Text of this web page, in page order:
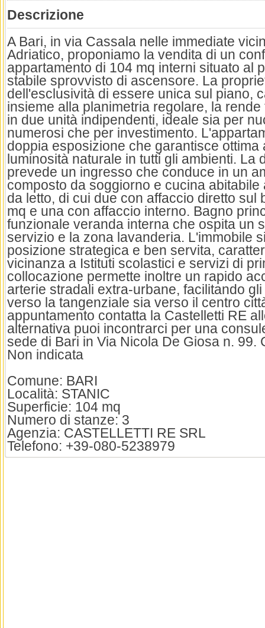
Descrizione
A Bari, in via Cassala nelle immediate
Adriatico, proponiamo la vendita di un
appartamento di 104 mq interni situato al
stabile sprovvisto di ascensore. La
dell'esclusività di essere unica sul piano,
insieme alla planimetria regolare, la
in due unità indipendenti, ideale sia per
numerosi che per investimento.
doppia esposizione che garantisce ottima
luminosità naturale in tutti gli ambienti. La
prevede un ingresso che conduce in un
composto da soggiorno e cucina abitabile
da letto, di cui due con affaccio diretto sul
mq e una con affaccio interno. Bagno
funzionale veranda interna che ospita un
servizio e la zona lavanderia. L'immobile
posizione strategica e ben servita,
vicinanza a Istituti scolastici e servizi di
collocazione permette inoltre un rapido
arterie stradali extra-urbane, facilitando
verso la tangenziale sia verso il centro
appuntamento contatta la Castelletti RE
alternativa puoi incontrarci per una
sede di Bari in Via Nicola De Giosa n. 99.
Non indicata
Comune: BARI
Località: STANIC
Superficie: 104 mq
Numero di stanze: 3
Agenzia: CASTELLETTI RE SRL
Telefono: +39-080-5238979